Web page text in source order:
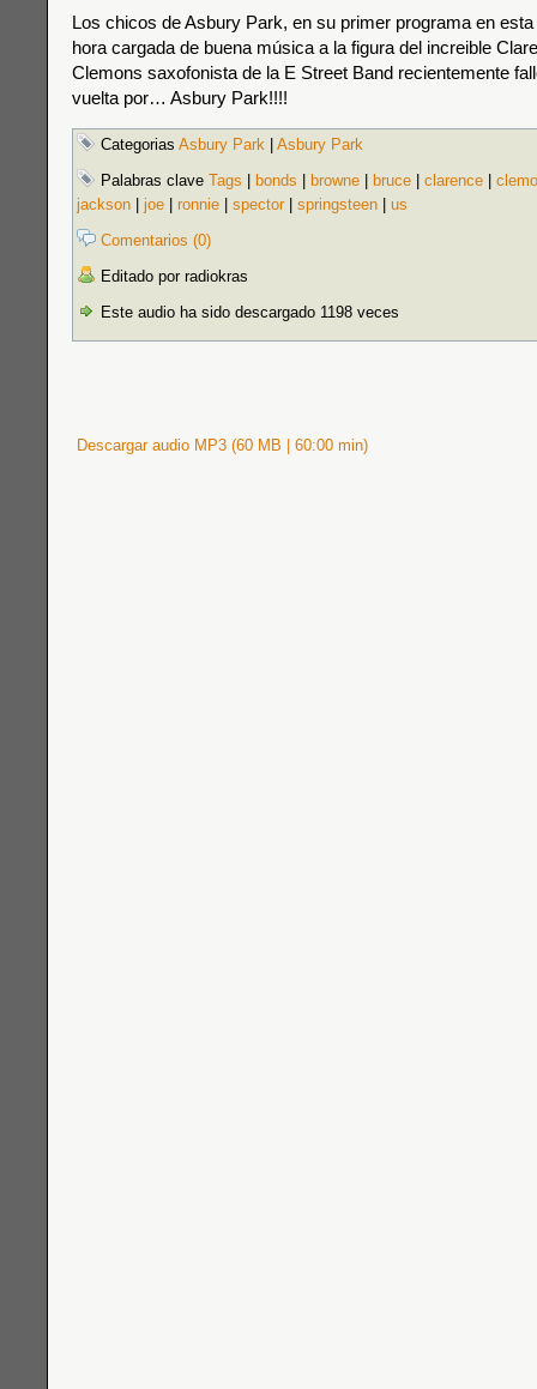
Los chicos de Asbury Park, en su primer programa en
hora cargada de buena música a la figura del increible
Clemons saxofonista de la E Street Band recientemente
vuelta por… Asbury Park!!!!
Categorias Asbury Park
Asbury Park
Palabras clave Tags bonds browne bruce clarence
jackson
joe ronnie spector springsteen
us
Comentarios (0)
Editado por radiokras
Este audio ha sido descargado 1198 veces
Descargar audio MP3 (60 MB | 60:00 min)